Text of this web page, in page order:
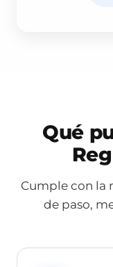
Qué
Cumple con la
de paso,